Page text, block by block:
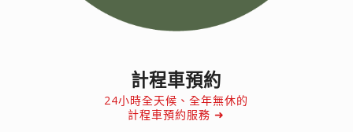
計程車預約
24小時全天候、全年無休的
計程車預約服務 ➜